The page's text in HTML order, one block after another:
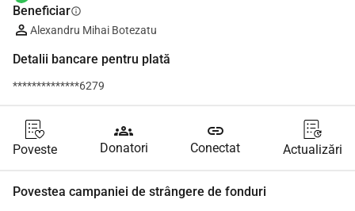
Beneficiarinfo
Alexandru Mihai Botezatu
Detalii bancare pentru plată
**************6279
Poveste
groups
Donatori
link
Conectat Actualizări
Povestea campaniei de strângere de fonduri